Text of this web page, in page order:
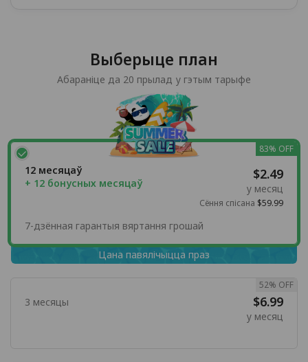
Выберыце план
Абараніце да 20 прылад у гэтым тарыфе
12 месяцаў
+ 12 бонусных месяцаў
$2.49
у месяц
Сёння спісана $59.99
83% OFF
7-дзённая гарантыя вяртання грошай
Цана павялічыцца праз
3 месяцы $6.99
у месяц
52% OFF